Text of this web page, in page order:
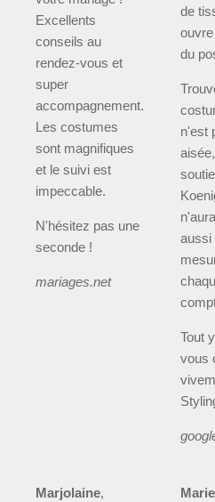
Excellents
conseils au
rendez-vous et
super
accompagnement.
Les costumes
sont magnifiques
et le suivi est
impeccable.
N'hésitez pas une
seconde !
mariages.net
de
du
n'est
aussi
Tout
vous
Marjolaine,